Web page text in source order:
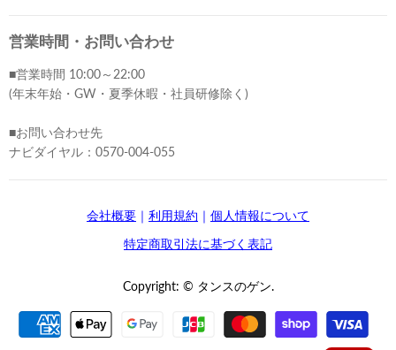
つ
て
く
さ
い
つ
て
く
さ
い
つ
て
く
さ
い
つ
て
く
い
営業時間・お問い合わせ
■営業時間 10:00～22:00
(年末年始・GW・夏季休暇・社員研修除く)
■お問い合わせ先
ナビダイヤル：0570-004-055
会社概要 ｜ 利用規約 ｜ 個人情報について
特定商取引法に基づく表記
Copyright: © タンスのゲン.